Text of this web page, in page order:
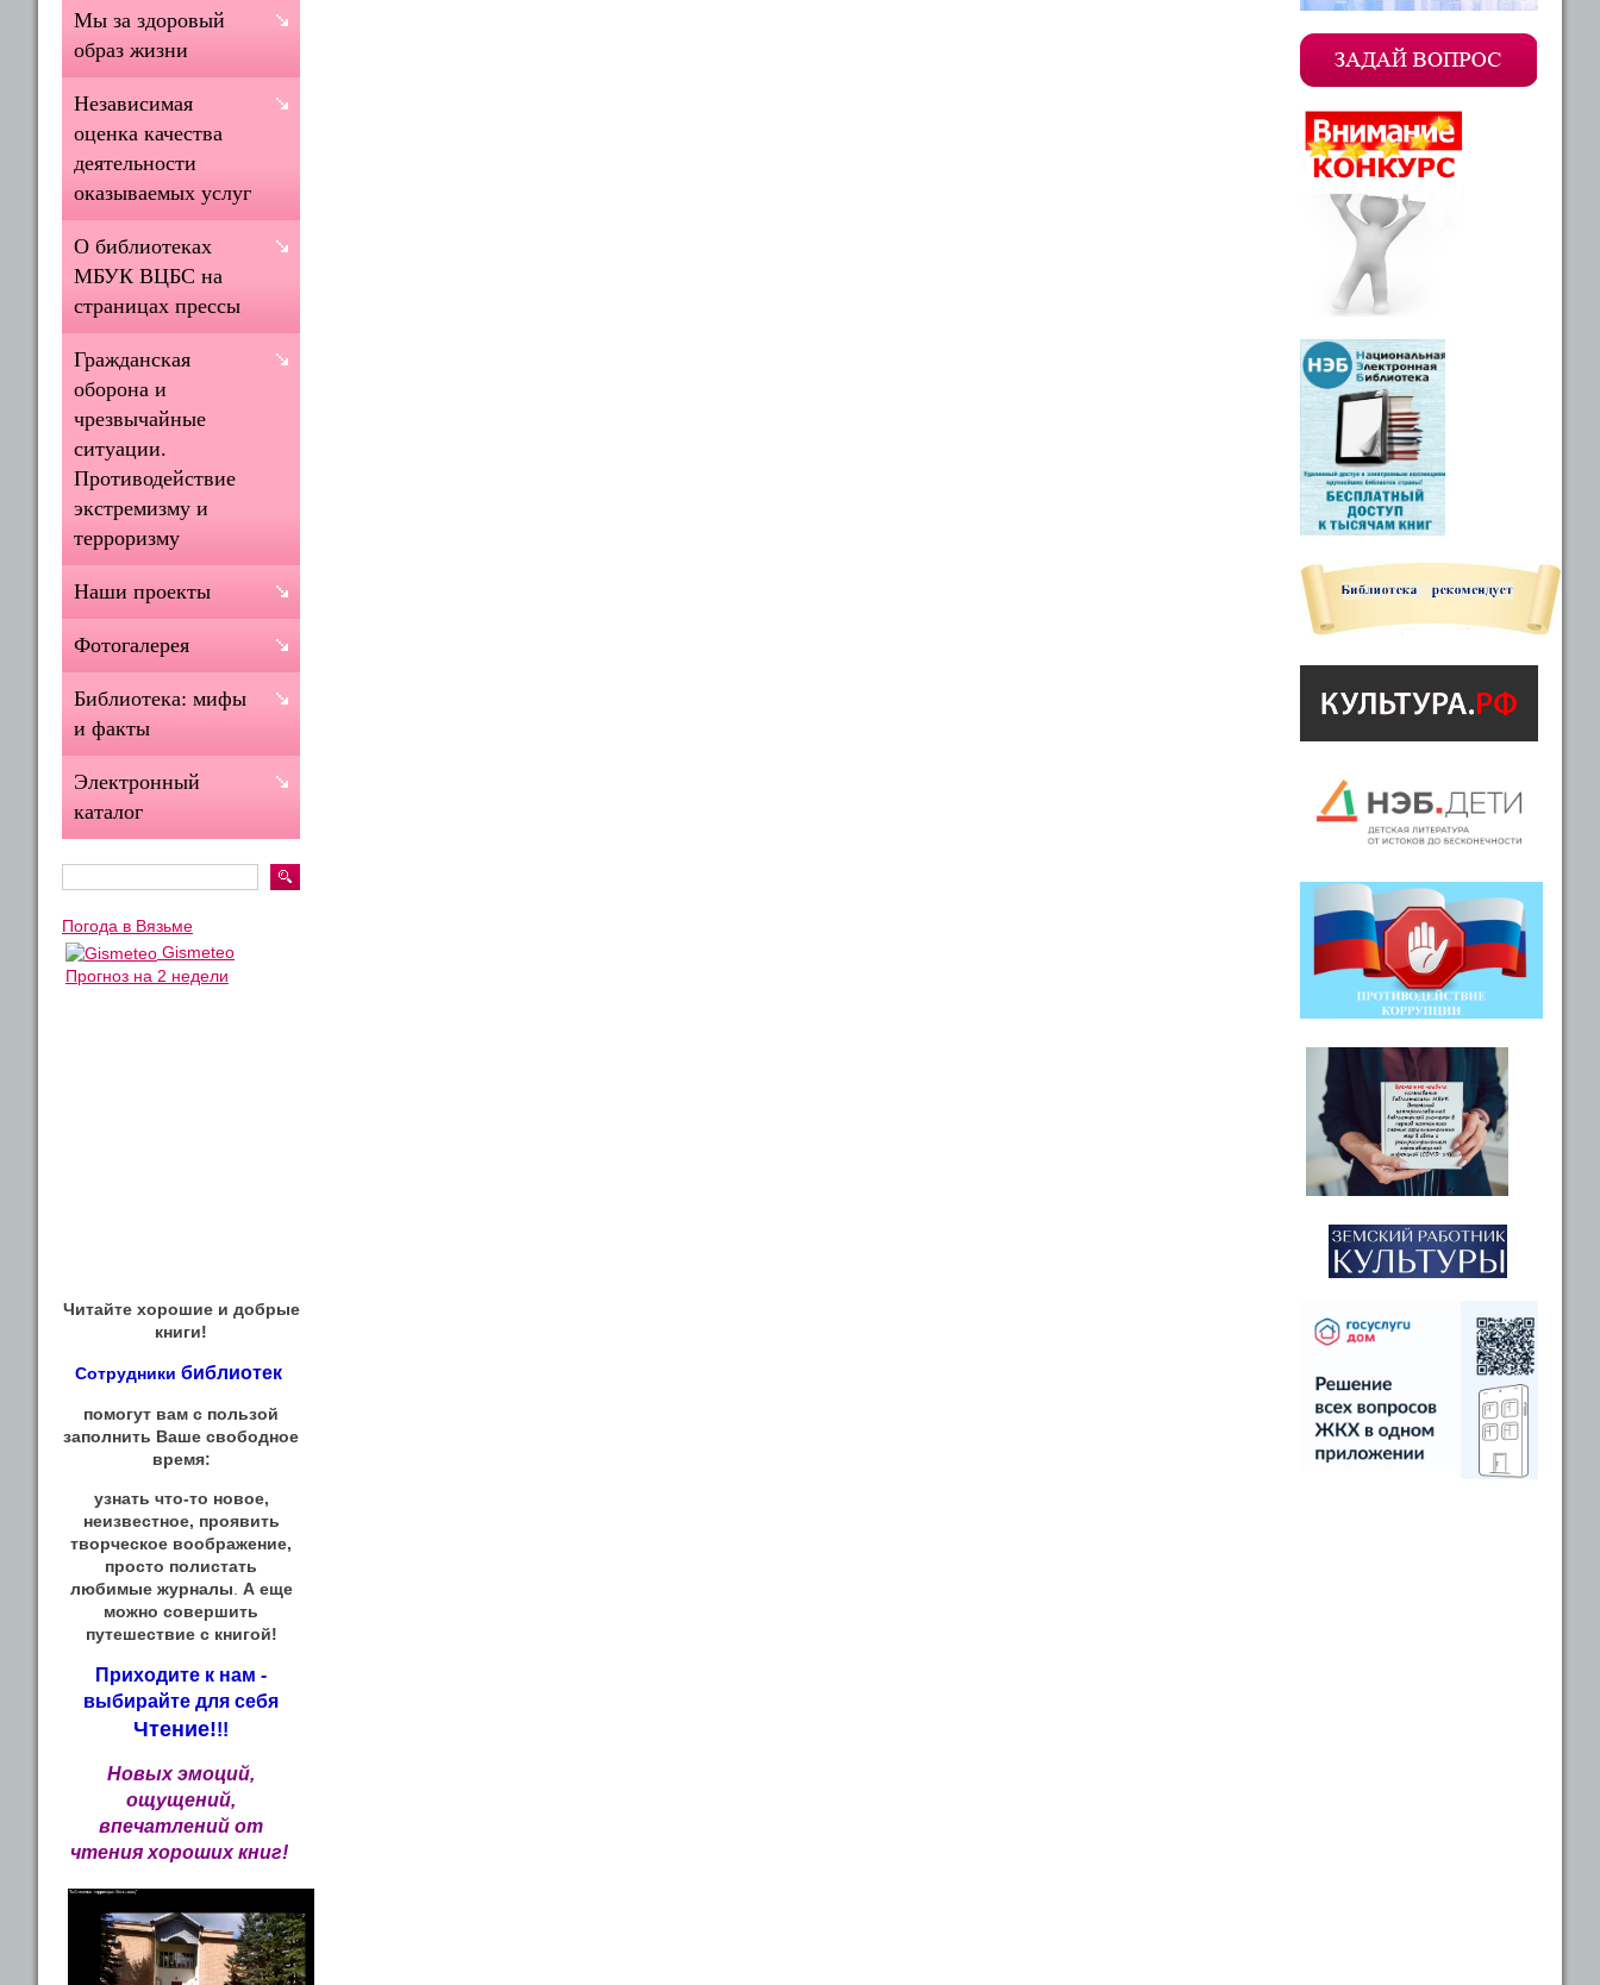
Мы за здоровый
образ жизни
Независимая
оценка качества
деятельности
оказываемых услуг
О библиотеках
МБУК ВЦБС на
страницах прессы
Гражданская
оборона и
чрезвычайные
ситуации.
Противодействие
экстремизму и
терроризму
Наши проекты
Фотогалерея
Библиотека: мифы
и факты
Электронный
каталог
Погода в Вязьме
Gismeteo
Прогноз на 2 недели
Читайте хорошие и добрые
книги!
Сотрудники библиотек
помогут вам с пользой
заполнить Ваше свободное
время:
узнать что-то новое,
неизвестное, проявить
творческое воображение,
просто полистать
любимые журналы А еще
можно совершить
путешествие с книгой!
Приходите к нам -
выбирайте для себя
Чтение!!!
Новых эмоций,
ощущений,
впечатлений от
чтения хороших книг!